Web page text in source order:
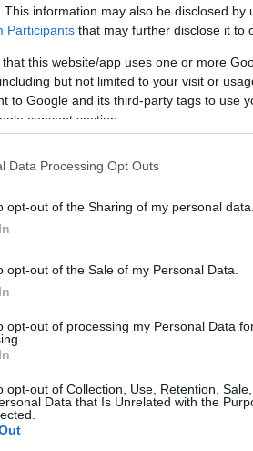
This information may also be disclosed by
Participants that may further disclose it to
that this website/app uses one or more
but not limited to your visit or
to Google and its third-party tags to use
consent section.
Data Processing Opt Outs
opt-out of the Sharing of my personal data.
opt-out of the Sale of my Personal Data.
opt-out of processing my Personal Data
opt-out of Collection, Use, Retention,
Data that Is Unrelated with the
του πρόσθεσε ότι:
Μέχρι τώρα μάζεψα
στη στεριά και στη
25 σπήλαια. 77 σπήλαια
στην Κέρκυρα, αλλά εφέτος είχα
των καθαρισμών των
ιστορια από το
να βομβαρδίζει. Κάποιες μέρες
στο Σωκράκι. Αργότερα
επονομάστηκε ‘Γράβο Γεννηθεί’.
Εκεί επισκέφτηκα μαζί με
τη Μικρή Γράβα Λουτσών και
βρίσκεται πάνω στο βουνό. Το
σίφουνες τραβούν ελαφρά
βλέπουν καμιά φορά χαρτιά,